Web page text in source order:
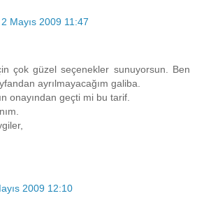
2 Mayıs 2009 11:47
çok güzel seçenekler sunuyorsun. Ben
ayrılmayacağım galiba.
onayından geçti mi bu tarif.
2009 12:10